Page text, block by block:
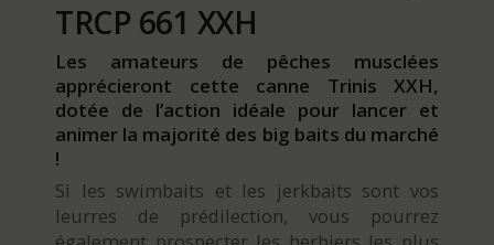
TRCP 661 XXH
Les amateurs de pêches musclées
apprécieront cette canne Trinis XXH,
dotée de l’action idéale pour lancer et
animer la majorité des big baits du marché
!
Si les swimbaits et les jerkbaits sont vos
leurres de prédilection, vous pourrez